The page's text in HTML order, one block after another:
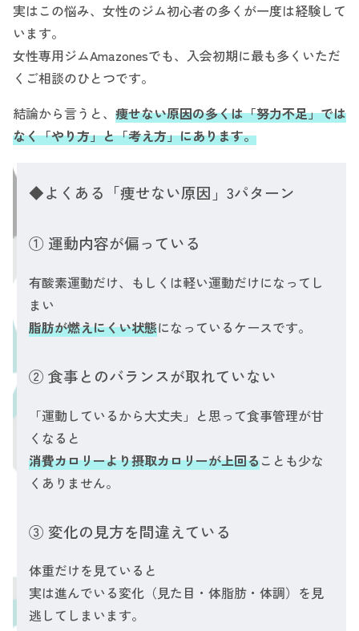
実はこの悩み、女性のジム初心者の多くが一度は経験して
います。
女性専用ジムAmazonesでも、入会初期に最も多くいただ
くご相談のひとつです。
結論から言うと、 痩せない原因の多くは「努力不足」では
なく「やり方」と「考え方」にあります。
◆よくある「痩せない原因」3パターン
① 運動内容が偏っている
有酸素運動だけ、もしくは軽い運動だけになってし
まい
脂肪が燃えにくい状態になっているケースです。
② 食事とのバランスが取れていない
「運動しているから大丈夫」と思って食事管理が甘
くなると
消費カロリーより摂取カロリーが上回ることも少な
くありません。
③ 変化の見方を間違えている
体重だけを見ていると
実は進んでいる変化（見た目・体脂肪・体調）を見
逃してしまいます。